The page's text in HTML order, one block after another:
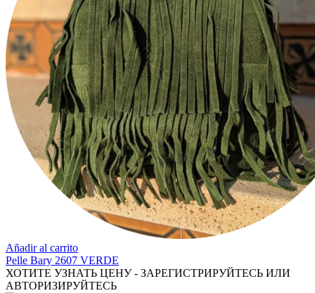
Añadir al carrito
Pelle Bary 2607 VERDE
ХОТИТЕ УЗНАТЬ ЦЕНУ - ЗАРЕГИСТРИРУЙТЕСЬ ИЛИ
АВТОРИЗИРУЙТЕСЬ